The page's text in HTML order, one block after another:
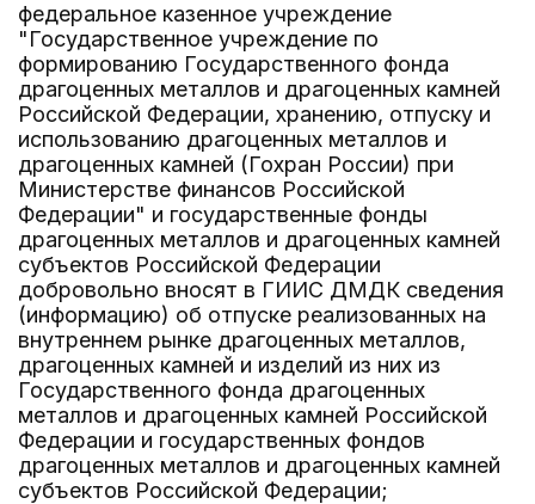
федеральное казенное учреждение
"Государственное учреждение по
формированию Государственного фонда
драгоценных металлов и драгоценных камней
Российской Федерации, хранению, отпуску и
использованию драгоценных металлов и
драгоценных камней (Гохран России) при
Министерстве финансов Российской
Федерации" и государственные фонды
драгоценных металлов и драгоценных камней
субъектов Российской Федерации
добровольно вносят в ГИИС ДМДК сведения
(информацию) об отпуске реализованных на
внутреннем рынке драгоценных металлов,
драгоценных камней и изделий из них из
Государственного фонда драгоценных
металлов и драгоценных камней Российской
Федерации и государственных фондов
драгоценных металлов и драгоценных камней
субъектов Российской Федерации;